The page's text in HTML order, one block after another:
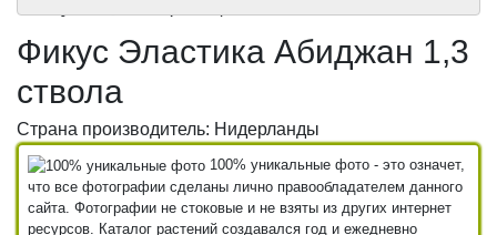
Фикус Эластика Абиджан 1,3
ствола
Страна производитель: Нидерланды
100% уникальные фото - это означет,
что все фотографии сделаны лично правообладателем данного
сайта. Фотографии не стоковые и не взяты из других интернет
ресурсов. Каталог растений создавался год и ежедневно